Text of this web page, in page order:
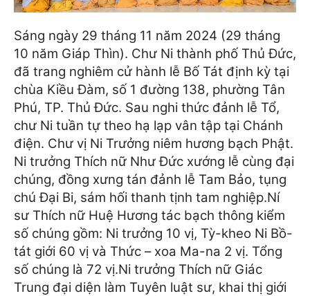
Sáng ngày 29 tháng 11 năm 2024 (29 tháng
10 năm Giáp Thìn). Chư Ni thành phố Thủ Đức,
đã trang nghiêm cử hành lễ Bố Tát định kỳ tại
chùa Kiều Đàm, số 1 đường 138, phường Tân
Phú, TP. Thủ Đức. Sau nghi thức đảnh lễ Tổ,
chư Ni tuần tự theo hạ lạp vân tập tại Chánh
điện. Chư vị Ni Trưởng niêm hương bạch Phật.
Ni trưởng Thích nữ Như Đức xướng lễ cùng đại
chúng, đồng xưng tán đảnh lễ Tam Bảo, tụng
chú Đại Bi, sám hối thanh tịnh tam nghiệp.Ní
sư Thích nữ Huệ Hương tác bạch thông kiểm
số chúng gồm: Ni trưởng 10 vị, Tỳ-kheo Ni Bồ-
tát giới 60 vị và Thức – xoa Ma-na 2 vị. Tổng
số chúng là 72 vị.Ni trưởng Thích nữ Giác
Trung đại diện làm Tuyên luật sư, khai thị giới